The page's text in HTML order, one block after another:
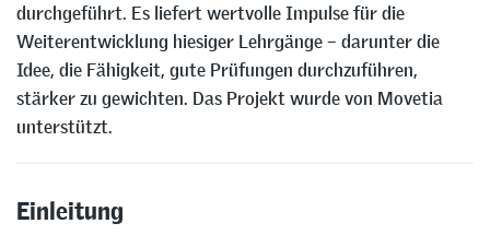
durchgeführt. Es liefert wertvolle Impulse für die
Weiterentwicklung hiesiger Lehrgänge – darunter die
Idee, die Fähigkeit, gute Prüfungen durchzuführen,
stärker zu gewichten. Das Projekt wurde von Movetia
unterstützt.
Einleitung